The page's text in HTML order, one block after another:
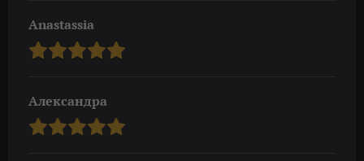
Anastassia
Александра